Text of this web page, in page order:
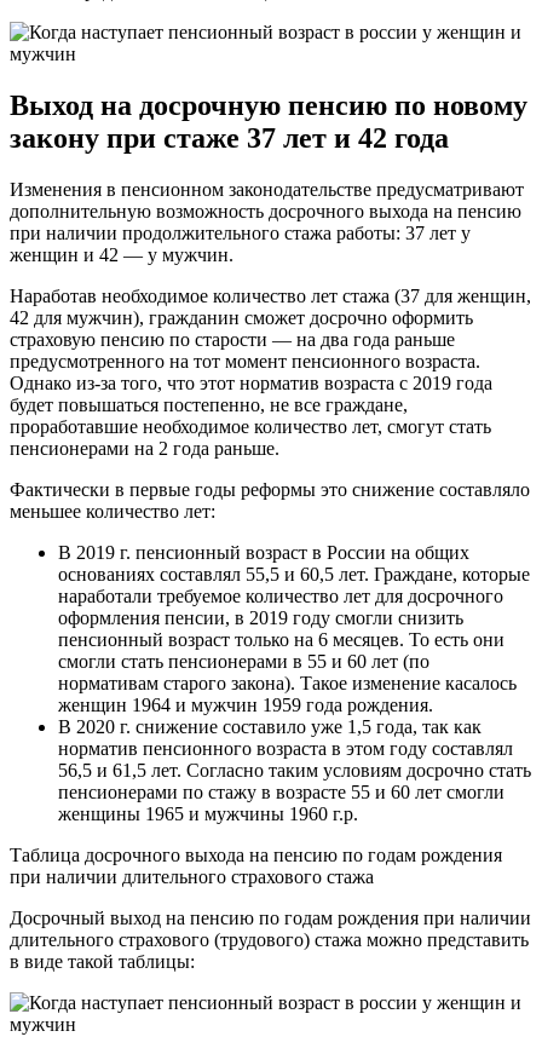
Выход на досрочную пенсию по новому
закону при стаже 37 лет и 42 года
Изменения в пенсионном законодательстве предусматривают
дополнительную возможность досрочного выхода на пенсию
при наличии продолжительного стажа работы: 37 лет у
женщин и 42 — у мужчин.
Наработав необходимое количество лет стажа (37 для женщин,
42 для мужчин), гражданин сможет досрочно оформить
страховую пенсию по старости — на два года раньше
предусмотренного на тот момент пенсионного возраста.
Однако из-за того, что этот норматив возраста с 2019 года
будет повышаться постепенно, не все граждане,
проработавшие необходимое количество лет, смогут стать
пенсионерами на 2 года раньше.
Фактически в первые годы реформы это снижение составляло
меньшее количество лет:
В 2019 г. пенсионный возраст в России на общих
основаниях составлял 55,5 и 60,5 лет. Граждане, которые
наработали требуемое количество лет для досрочного
оформления пенсии, в 2019 году смогли снизить
пенсионный возраст только на 6 месяцев. То есть они
смогли стать пенсионерами в 55 и 60 лет (по
нормативам старого закона). Такое изменение касалось
женщин 1964 и мужчин 1959 года рождения.
В 2020 г. снижение составило уже 1,5 года, так как
норматив пенсионного возраста в этом году составлял
56,5 и 61,5 лет. Согласно таким условиям досрочно стать
пенсионерами по стажу в возрасте 55 и 60 лет смогли
женщины 1965 и мужчины 1960 г.р.
Таблица досрочного выхода на пенсию по годам рождения
при наличии длительного страхового стажа
Досрочный выход на пенсию по годам рождения при наличии
длительного страхового (трудового) стажа можно представить
в виде такой таблицы: